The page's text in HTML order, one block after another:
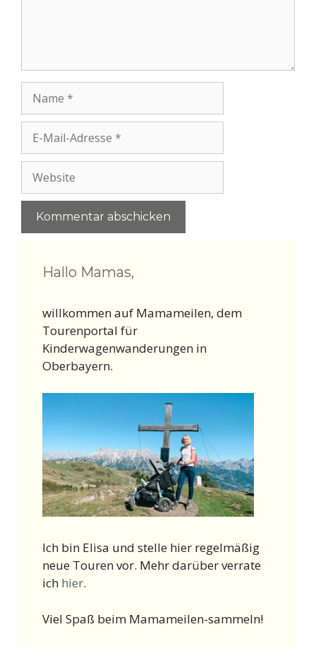
Name
Mail-
Adresse
Website
Hallo Mamas,
willkommen auf Mamameilen, dem
Tourenportal für
Kinderwagenwanderungen in
Oberbayern.
Ich bin Elisa und stelle hier regelmäßig
neue Touren vor. Mehr darüber verrate
ich hier.
Viel Spaß beim Mamameilen-sammeln!